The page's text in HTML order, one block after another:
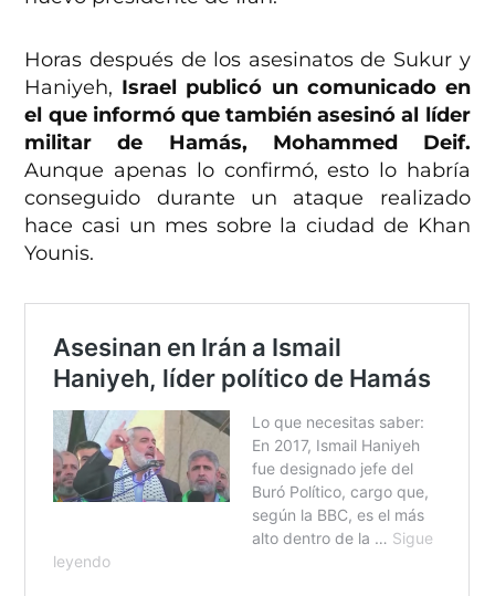
Horas después de los asesinatos de Sukur y
Haniyeh, Israel publicó un comunicado en
el que informó que también asesinó al líder
militar de Hamás, Mohammed Deif.
Aunque apenas lo confirmó, esto lo habría
conseguido durante un ataque realizado
hace casi un mes sobre la ciudad de Khan
Younis.